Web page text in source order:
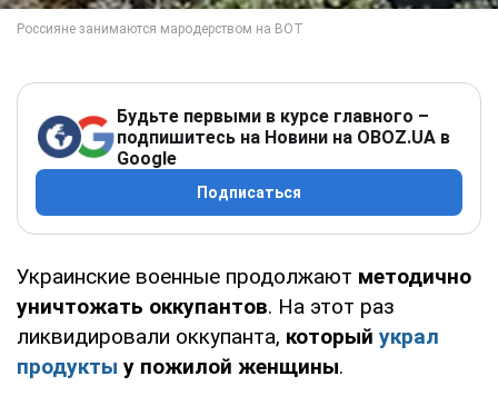
Будьте первыми в курсе главного –
подпишитесь на Новини на OBOZ.UA в
Google
Подписаться
Украинские военные продолжают методично
уничтожать оккупантов. На этот раз
ликвидировали оккупанта, который украл
продукты у пожилой женщины.